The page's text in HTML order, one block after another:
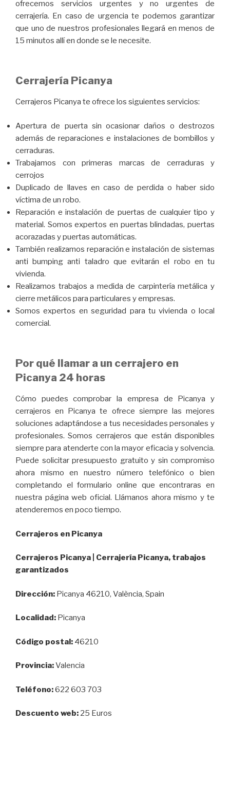
ofrecemos servicios urgentes y no urgentes de
cerrajería. En caso de urgencia te podemos garantizar
que uno de nuestros profesionales llegará en menos de
15 minutos allí en donde se le necesite.
Cerrajería Picanya
Cerrajeros Picanya te ofrece los siguientes servicios:
Apertura de puerta sin ocasionar daños o destrozos
además de reparaciones e instalaciones de bombillos y
cerraduras.
Trabajamos con primeras marcas de cerraduras y
cerrojos
Duplicado de llaves en caso de perdida o haber sido
víctima de un robo.
Reparación e instalación de puertas de cualquier tipo y
material. Somos expertos en puertas blindadas, puertas
acorazadas y puertas automáticas.
También realizamos reparación e instalación de sistemas
anti bumping anti taladro que evitarán el robo en tu
vivienda.
Realizamos trabajos a medida de carpintería metálica y
cierre metálicos para particulares y empresas.
Somos expertos en seguridad para tu vivienda o local
comercial.
Por qué llamar a un cerrajero en
Picanya 24 horas
Cómo puedes comprobar la empresa de Picanya y
cerrajeros en Picanya te ofrece siempre las mejores
soluciones adaptándose a tus necesidades personales y
profesionales. Somos cerrajeros que están disponibles
siempre para atenderte con la mayor eficacia y solvencia.
Puede solicitar presupuesto gratuito y sin compromiso
ahora mismo en nuestro número telefónico o bien
completando el formulario online que encontraras en
nuestra página web oficial. Llámanos ahora mismo y te
atenderemos en poco tiempo.
Cerrajeros en Picanya
Cerrajeros Picanya | Cerrajería Picanya, trabajos
garantizados
Dirección: Picanya 46210, València, Spain
Localidad: Picanya
Código postal: 46210
Provincia:Valencia
Teléfono:622 603 703
Descuento web: 25 Euros